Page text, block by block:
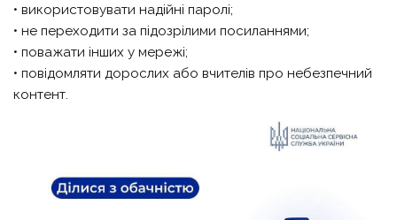
• використовувати надійні паролі;
• не переходити за підозрілими посиланнями;
• поважати інших у мережі;
• повідомляти дорослих або вчителів про небезпечний
контент.